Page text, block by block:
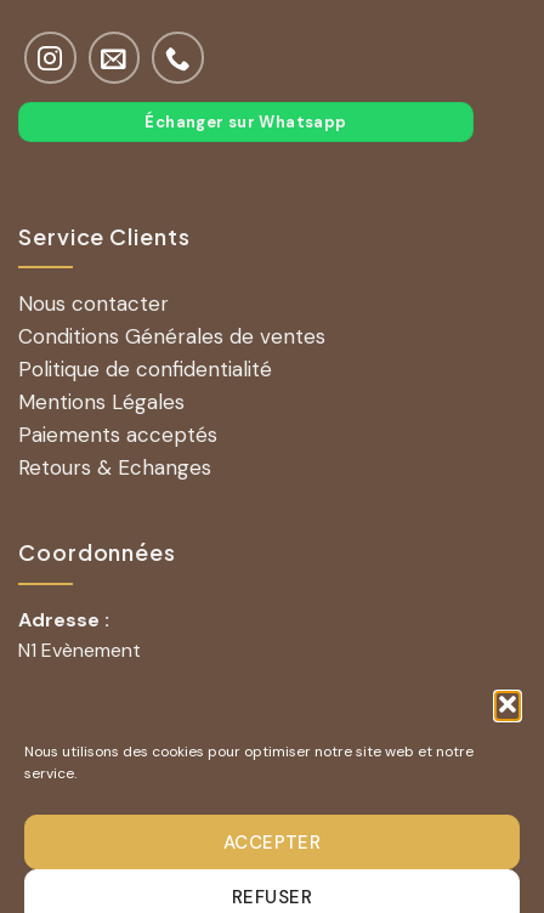
Nous utilisons des cookies pour optimiser notre site web et notre
service.
ACCEPTER
REFUSER
Échanger sur Whatsapp
Service Clients
Nous contacter
Conditions Générales de ventes
Politique de confidentialité
Mentions Légales
Paiements acceptés
Retours & Echanges
Coordonnées
Adresse :
N1 Evènement
Contact mail : n1evenement@hotmail.com
Téléphone :07 61 71 40 03
Entreprise D’Excellence